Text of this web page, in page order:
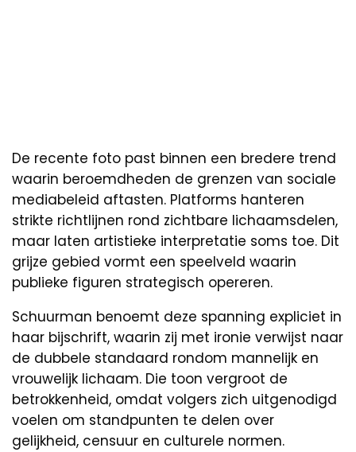
De recente foto past binnen een bredere trend
waarin beroemdheden de grenzen van sociale
mediabeleid aftasten. Platforms hanteren
strikte richtlijnen rond zichtbare lichaamsdelen,
maar laten artistieke interpretatie soms toe. Dit
grijze gebied vormt een speelveld waarin
publieke figuren strategisch opereren.
Schuurman benoemt deze spanning expliciet in
haar bijschrift, waarin zij met ironie verwijst naar
de dubbele standaard rondom mannelijk en
vrouwelijk lichaam. Die toon vergroot de
betrokkenheid, omdat volgers zich uitgenodigd
voelen om standpunten te delen over
gelijkheid, censuur en culturele normen.